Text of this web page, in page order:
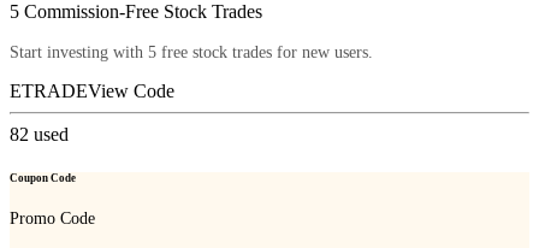
5 Commission-Free Stock Trades
Start investing with 5 free stock trades for new users.
ETRADEView Code
82 used
Coupon Code
Promo Code